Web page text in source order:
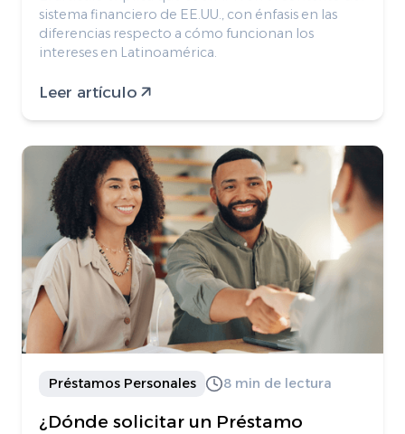
sistema financiero de EE.UU., con énfasis en las
diferencias respecto a cómo funcionan los
intereses en Latinoamérica.
Leer artículo
Préstamos Personales 8 min de lectura
¿Dónde solicitar un Préstamo